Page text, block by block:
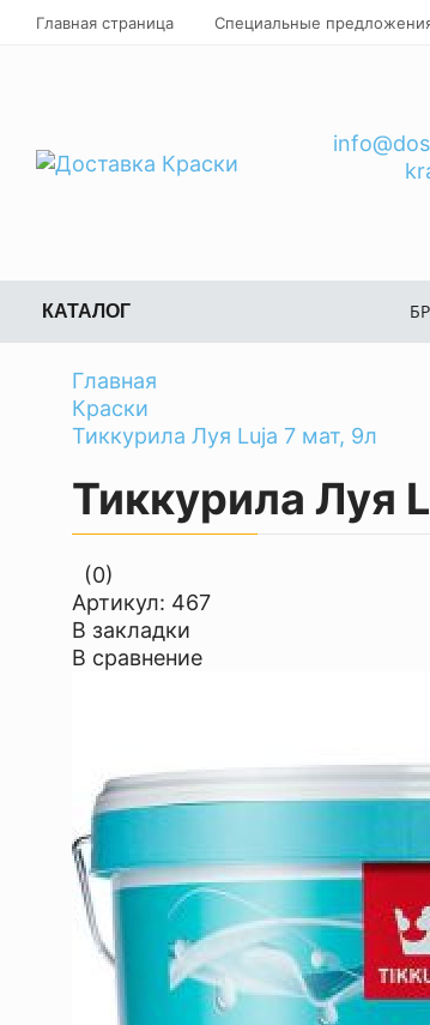
Главная страница Специальные
КАТАЛОГ
Главная
Краски
Тиккурила Луя Luja 7 мат, 9л
Тиккурила Луя
(0)
Артикул: 467
В закладки
В сравнение